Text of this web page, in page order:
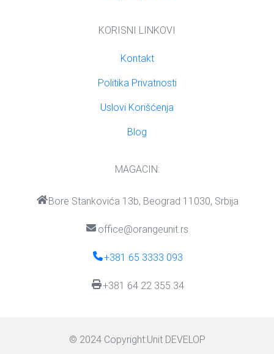
KORISNI LINKOVI
Kontakt
Politika Privatnosti
Uslovi Korišćenja
Blog
MAGACIN:
Bore Stankovića 13b, Beograd 11030, Srbija
office@orangeunit.rs
+381 65 3333 093
+381 64 22 355 34
© 2024 Copyright:Unit DEVELOP